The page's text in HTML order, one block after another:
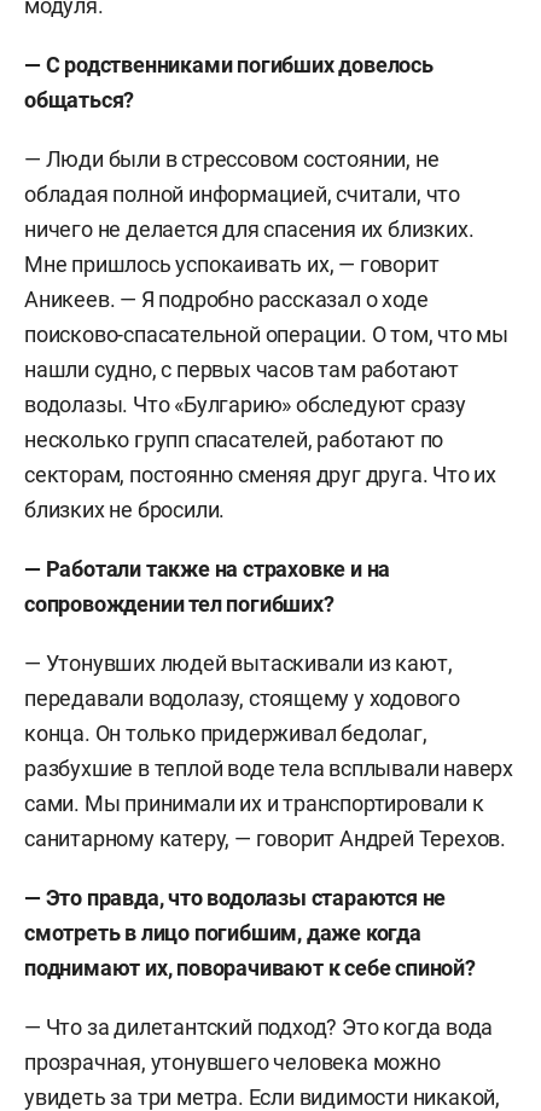
модуля.
— С родственниками погибших довелось
общаться?
— Люди были в стрессовом состоянии, не
обладая полной информацией, считали, что
ничего не делается для спасения их близких.
Мне пришлось успокаивать их, — говорит
Аникеев. — Я подробно рассказал о ходе
поисково-спасательной операции. О том, что мы
нашли судно, с первых часов там работают
водолазы. Что «Булгарию» обследуют сразу
несколько групп спасателей, работают по
секторам, постоянно сменяя друг друга. Что их
близких не бросили.
— Работали также на страховке и на
сопровождении тел погибших?
— Утонувших людей вытаскивали из кают,
передавали водолазу, стоящему у ходового
конца. Он только придерживал бедолаг,
разбухшие в теплой воде тела всплывали наверх
сами. Мы принимали их и транспортировали к
санитарному катеру, — говорит Андрей Терехов.
— Это правда, что водолазы стараются не
смотреть в лицо погибшим, даже когда
поднимают их, поворачивают к себе спиной?
— Что за дилетантский подход? Это когда вода
прозрачная, утонувшего человека можно
увидеть за три метра. Если видимости никакой,